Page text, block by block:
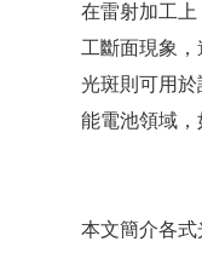
在雷射加工
工斷面現象
光斑則可用
能電池領域，
本文簡介各